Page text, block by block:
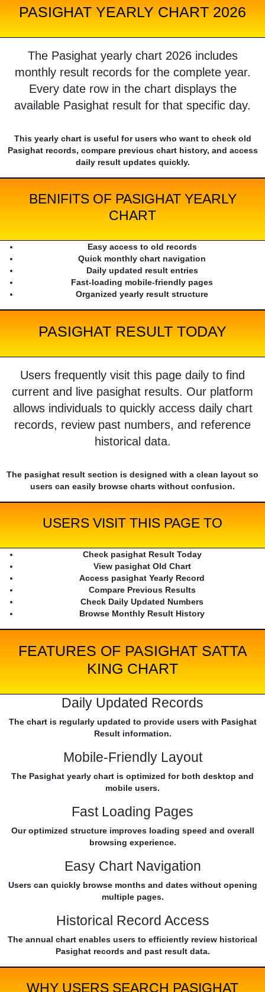
PASIGHAT YEARLY CHART 2026
The Pasighat yearly chart 2026 includes
monthly result records for the complete year.
Every date row in the chart displays the
available Pasighat result for that specific day.
This yearly chart is useful for users who want to check old
Pasighat records, compare previous chart history, and access
daily result updates quickly.
BENIFITS OF PASIGHAT YEARLY
CHART
Easy access to old records
Quick monthly chart navigation
Daily updated result entries
Fast-loading mobile-friendly pages
Organized yearly result structure
PASIGHAT RESULT TODAY
Users frequently visit this page daily to find
current and live pasighat results. Our platform
allows individuals to quickly access daily chart
records, review past numbers, and reference
historical data.
The pasighat result section is designed with a clean layout so
users can easily browse charts without confusion.
USERS VISIT THIS PAGE TO
Check pasighat Result Today
View pasighat Old Chart
Access pasighat Yearly Record
Compare Previous Results
Check Daily Updated Numbers
Browse Monthly Result History
FEATURES OF PASIGHAT SATTA
KING CHART
Daily Updated Records
The chart is regularly updated to provide users with Pasighat
Result information.
Mobile-Friendly Layout
The Pasighat yearly chart is optimized for both desktop and
mobile users.
Fast Loading Pages
Our optimized structure improves loading speed and overall
browsing experience.
Easy Chart Navigation
Users can quickly browse months and dates without opening
multiple pages.
Historical Record Access
The annual chart enables users to efficiently review historical
Pasighat records and past result data.
WHY USERS SEARCH PASIGHAT